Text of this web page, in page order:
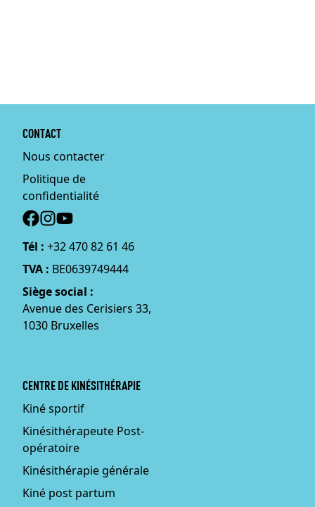
CONTACT
Nous contacter
Politique de
confidentialité
Social
Tél : +32 470 82 61 46
TVA : BE0639749444
Siège social :
Avenue des Cerisiers 33,
1030 Bruxelles
CENTRE DE KINÉSITHÉRAPIE
Kiné sportif
Kinésithérapeute Post-
opératoire
Kinésithérapie générale
Kiné post partum